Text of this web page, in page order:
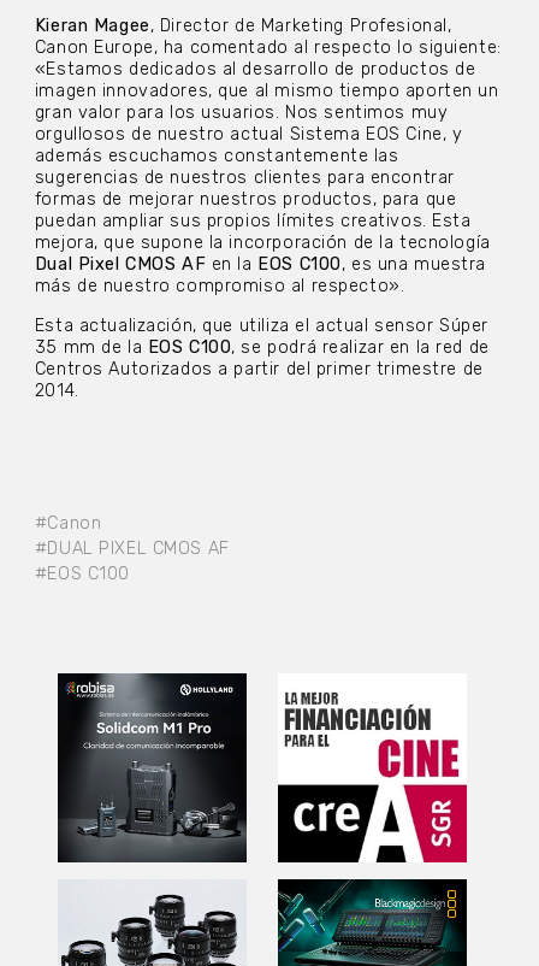
#Canon
#DUAL PIXEL CMOS AF
#EOS C100
Kieran Magee, Director de Marketing Profesional,
Canon Europe, ha comentado al respecto lo siguiente:
«Estamos dedicados al desarrollo de productos de
imagen innovadores, que al mismo tiempo aporten un
gran valor para los usuarios. Nos sentimos muy
orgullosos de nuestro actual Sistema EOS Cine, y
además escuchamos constantemente las
sugerencias de nuestros clientes para encontrar
formas de mejorar nuestros productos, para que
puedan ampliar sus propios límites creativos. Esta
mejora, que supone la incorporación de la tecnología
Dual Pixel CMOS AF en la EOS C100, es una muestra
más de nuestro compromiso al respecto».
Esta actualización, que utiliza el actual sensor Súper
35 mm de la EOS C100, se podrá realizar en la red de
Centros Autorizados a partir del primer trimestre de
2014.